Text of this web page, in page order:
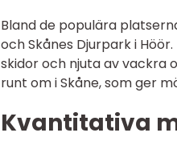
Bland de populära
och Skånes Djurpark i
skidor och njuta av vackra
runt om i Skåne, som ger
Kvantitativa